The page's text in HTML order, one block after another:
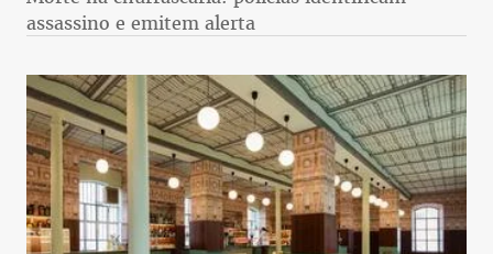
assassino e emitem alerta